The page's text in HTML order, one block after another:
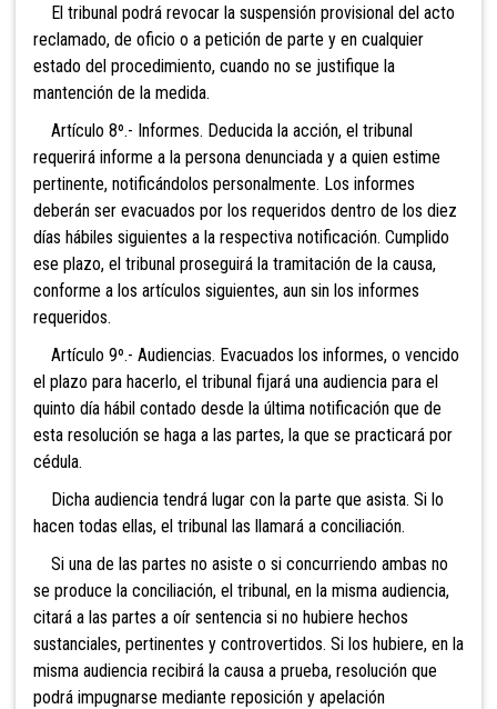
El tribunal podrá revocar la suspensión provisional del acto
reclamado, de oficio o a petición de parte y en cualquier
estado del procedimiento, cuando no se justifique la
mantención de la medida.
Artículo 8º.- Informes. Deducida la acción, el tribunal
requerirá informe a la persona denunciada y a quien estime
pertinente, notificándolos personalmente. Los informes
deberán ser evacuados por los requeridos dentro de los diez
días hábiles siguientes a la respectiva notificación. Cumplido
ese plazo, el tribunal proseguirá la tramitación de la causa,
conforme a los artículos siguientes, aun sin los informes
requeridos.
Artículo 9º.- Audiencias. Evacuados los informes, o vencido
el plazo para hacerlo, el tribunal fijará una audiencia para el
quinto día hábil contado desde la última notificación que de
esta resolución se haga a las partes, la que se practicará por
cédula.
Dicha audiencia tendrá lugar con la parte que asista. Si lo
hacen todas ellas, el tribunal las llamará a conciliación.
Si una de las partes no asiste o si concurriendo ambas no
se produce la conciliación, el tribunal, en la misma audiencia,
citará a las partes a oír sentencia si no hubiere hechos
sustanciales, pertinentes y controvertidos. Si los hubiere, en la
misma audiencia recibirá la causa a prueba, resolución que
podrá impugnarse mediante reposición y apelación